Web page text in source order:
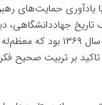
حمایت‌های رهبر
جهاددانشگاهی،
با رهبر شهید انقلاب در
بر تربیت صحیح